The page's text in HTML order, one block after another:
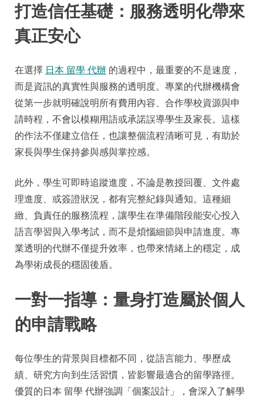
打造信任基礎：服務透明化帶來
真正安心
在選擇 日本 留學 代辦 的過程中，最重要的不是速度，
而是資訊的真實性與服務的透明度。專業的代辦機構會
從第一步就明確說明所有費用內容、合作學校資源與申
請時程，不會以模糊用語或承諾誤導學生及家長。這樣
的作法不僅建立信任，也讓整個流程清晰可見，有助於
家長與學生保持參與感與掌控感。
此外，學生可即時追蹤進度，不論是教授回覆、文件處
理進度、或簽證狀況，都有完整紀錄與通知。這種細
緻、負責任的服務流程，讓學生在準備階段能安心投入
語言學習與入學考試，而不是煩惱細節與申請進度。專
業透明的代辦不僅提升效率，也帶來情緒上的穩定，成
為學術成長的穩固後盾。
一對一指導：量身打造屬於個人
的申請戰略
每位學生的背景與目標都不同，從語言能力、學歷成
績、研究方向到生活習慣，皆影響最適合的留學路徑。
優質的日本 留學 代辦強調「個案設計」，會深入了解學